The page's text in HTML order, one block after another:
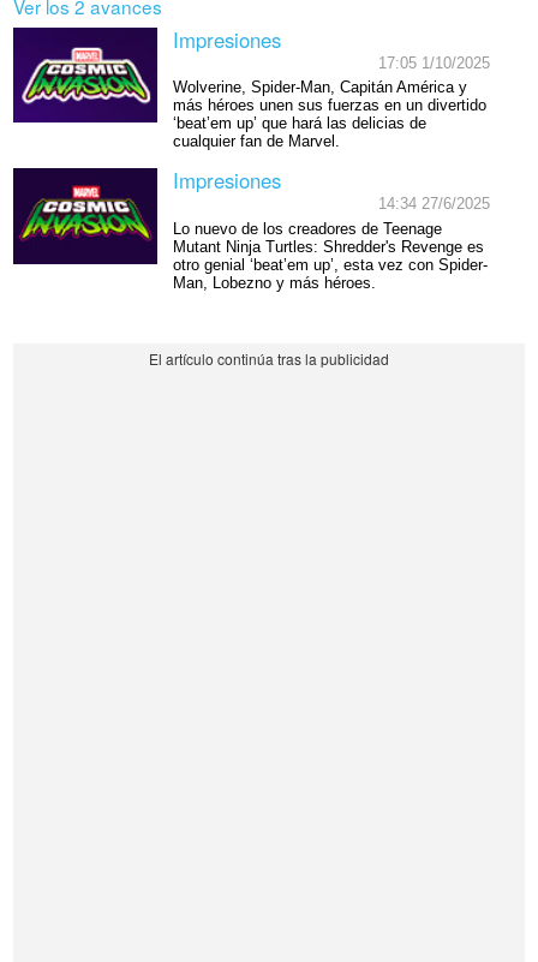
Ver los 2 avances
Impresiones
17:05 1/10/2025
Wolverine, Spider-Man, Capitán América y
más héroes unen sus fuerzas en un divertido
‘beat’em up’ que hará las delicias de
cualquier fan de Marvel.
Impresiones
14:34 27/6/2025
Lo nuevo de los creadores de Teenage
Mutant Ninja Turtles: Shredder's Revenge es
otro genial ‘beat’em up’, esta vez con Spider-
Man, Lobezno y más héroes.